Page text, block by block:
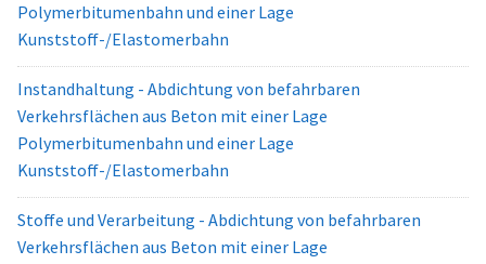
Polymerbitumenbahn und einer Lage
Kunststoff-/Elastomerbahn
Instandhaltung - Abdichtung von befahrbaren
Verkehrsflächen aus Beton mit einer Lage
Polymerbitumenbahn und einer Lage
Kunststoff-/Elastomerbahn
Stoffe und Verarbeitung - Abdichtung von befahrbaren
Verkehrsflächen aus Beton mit einer Lage